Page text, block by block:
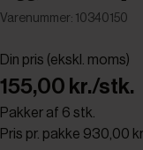
Varenummer: 10340150
Din pris (ekskl. moms)
155,00 kr./stk.
Pakker af 6 stk.
Pris pr. pakke 930,00